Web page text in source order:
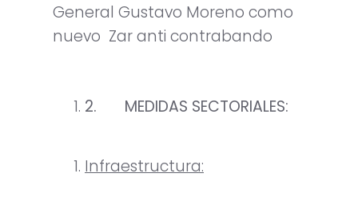
General Gustavo Moreno como
nuevo Zar anti contrabando
2. MEDIDAS SECTORIALES:
Infraestructura: